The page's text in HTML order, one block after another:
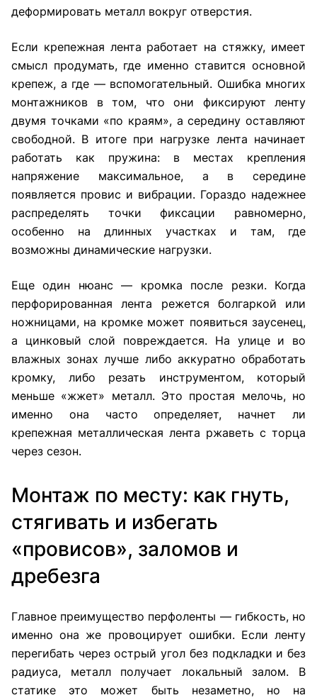
деформировать металл вокруг отверстия.
Если крепежная лента работает на стяжку, имеет
смысл продумать, где именно ставится основной
крепеж, а где — вспомогательный. Ошибка многих
монтажников в том, что они фиксируют ленту
двумя точками «по краям», а середину оставляют
свободной. В итоге при нагрузке лента начинает
работать как пружина: в местах крепления
напряжение максимальное, а в середине
появляется провис и вибрации. Гораздо надежнее
распределять точки фиксации равномерно,
особенно на длинных участках и там, где
возможны динамические нагрузки.
Еще один нюанс — кромка после резки. Когда
перфорированная лента режется болгаркой или
ножницами, на кромке может появиться заусенец,
а цинковый слой повреждается. На улице и во
влажных зонах лучше либо аккуратно обработать
кромку, либо резать инструментом, который
меньше «жжет» металл. Это простая мелочь, но
именно она часто определяет, начнет ли
крепежная металлическая лента ржаветь с торца
через сезон.
Монтаж по месту: как гнуть,
стягивать и избегать
«провисов», заломов и
дребезга
Главное преимущество перфоленты — гибкость, но
именно она же провоцирует ошибки. Если ленту
перегибать через острый угол без подкладки и без
радиуса, металл получает локальный залом. В
статике это может быть незаметно, но на